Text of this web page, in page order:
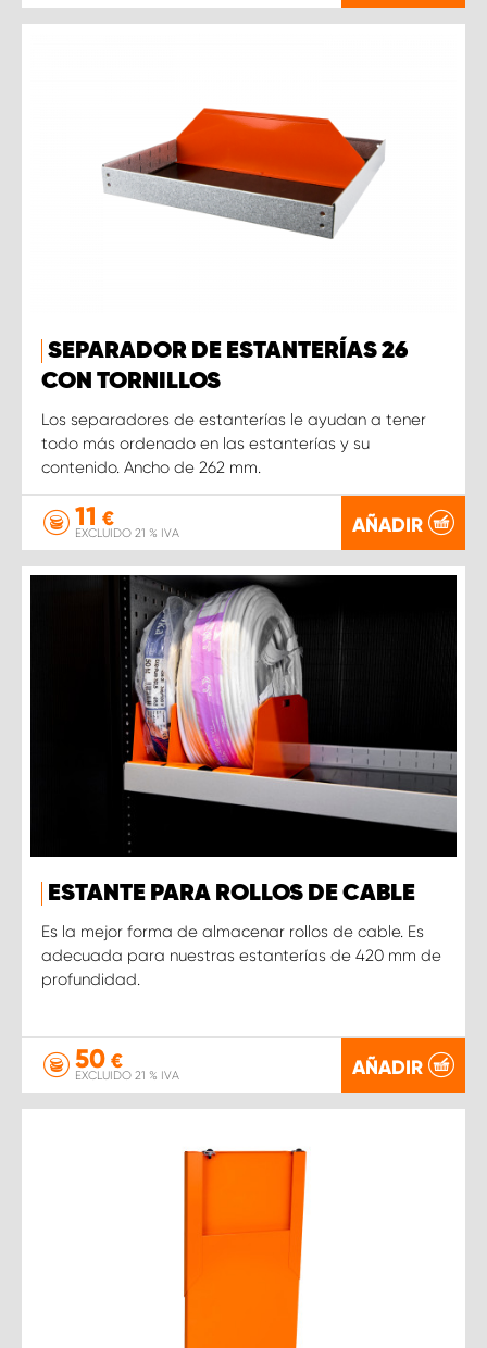
SEPARADOR DE ESTANTERÍAS 26
CON TORNILLOS
Los separadores de estanterías le ayudan a tener
todo más ordenado en las estanterías y su
contenido. Ancho de 262 mm.
11 €
EXCLUIDO 21 % IVA AÑADIR
ESTANTE PARA ROLLOS DE CABLE
Es la mejor forma de almacenar rollos de cable. Es
adecuada para nuestras estanterías de 420 mm de
profundidad.
50 €
EXCLUIDO 21 % IVA AÑADIR